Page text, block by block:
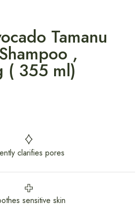
Tamanu
,
( 355 ml)
clarifies pores
sensitive skin